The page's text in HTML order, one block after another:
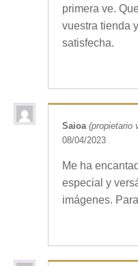
primera ve.
vuestra tienda
satisfecha.
Saioa (propietario
08/04/2023
Me ha
especial y
imágenes.